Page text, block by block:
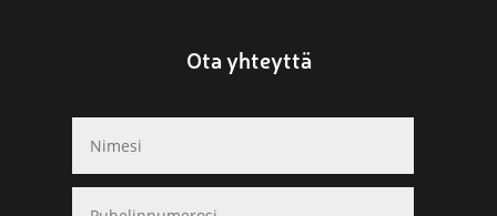
Ota yhteyttä